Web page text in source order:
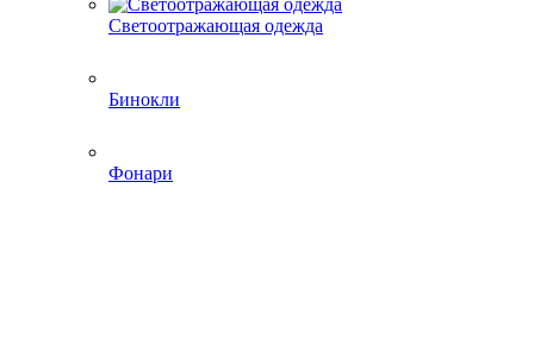
Светоотражающая одежда
Бинокли
Фонари